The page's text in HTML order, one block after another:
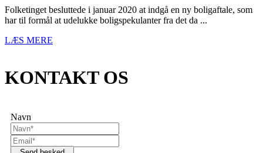
Folketinget besluttede i januar 2020 at indgå en ny boligaftale, som
har til formål at udelukke boligspekulanter fra det da ...
LÆS MERE
KONTAKT OS
Navn